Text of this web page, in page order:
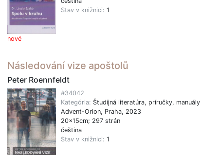
nové
Stav v knižnici: 1
Následování vize apoštolů
Peter Roennfeldt
#34042
Kategória: Študijná literatúra, príručky, manuály
Advent-Orion, Praha, 2023
20x15cm; 297 strán
čeština
Stav v knižnici: 1